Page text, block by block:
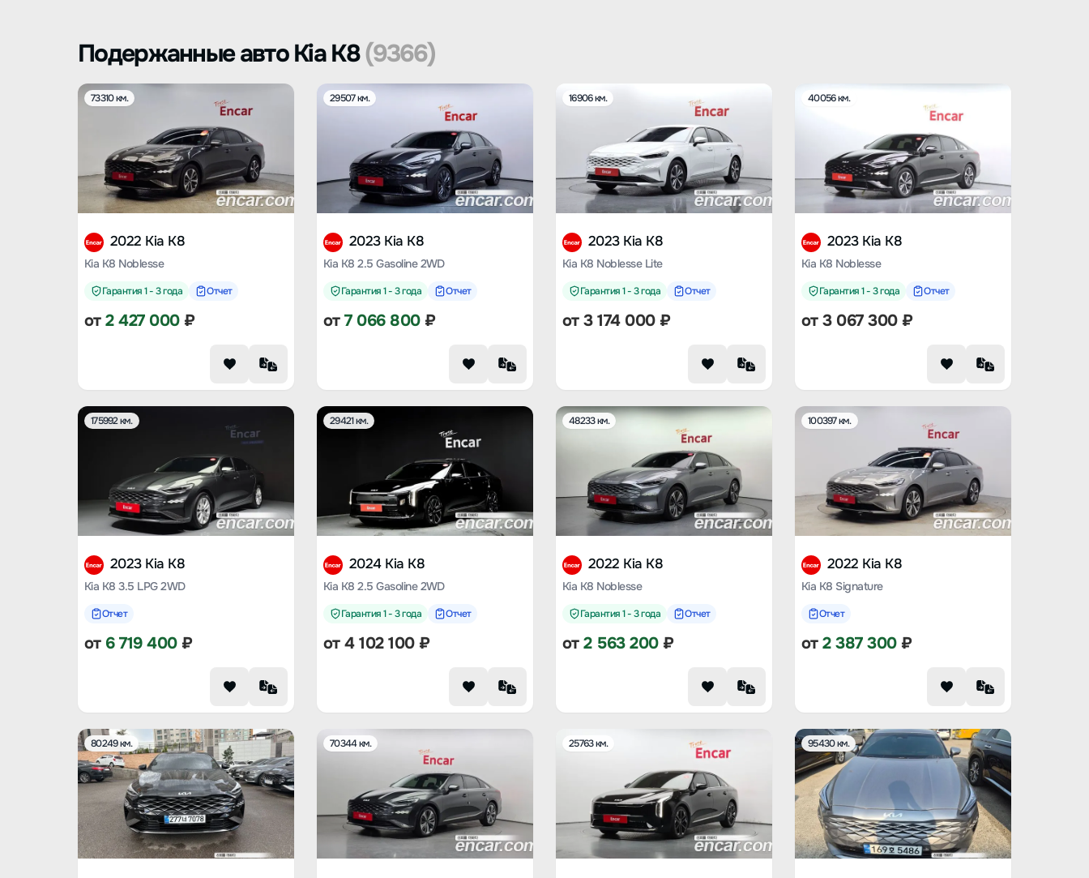
Подержанные авто Kia K8(9366)
73310 км.
2022 Kia K8
Kia K8 Noblesse
Гарантия 1 - 3 года Отчет
от2 427 000₽
29507 км.
2023 Kia K8
Kia K8 2.5 Gasoline 2WD
Гарантия 1 - 3 года Отчет
от7 066 800₽
16906 км.
2023 Kia K8
Kia K8 Noblesse Lite
Гарантия 1 - 3 года Отчет
от3 174 000₽
40056 км.
2023 Kia K8
Kia K8 Noblesse
Гарантия 1 - 3 года Отчет
от3 067 300₽
175992 км.
2023 Kia K8
Kia K8 3.5 LPG 2WD
Отчет
от 6 719 400₽
29421 км.
2024 Kia K8
Kia K8 2.5 Gasoline 2WD
Гарантия 1 - 3 года Отчет
от4 102 100₽
48233 км.
2022 Kia K8
Kia K8 Noblesse
Гарантия 1 - 3 года Отчет
от2 563 200₽
100397 км.
2022 Kia K8
Kia K8 Signature
Отчет
от2 387 300₽
80249 км. 70344 км. 25763 км. 95430 км.